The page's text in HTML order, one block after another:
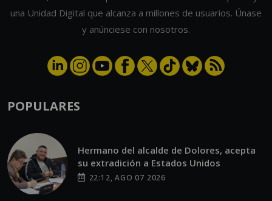
una Unidad Digital que alcanza a millones de usuarios. Únase
y anúnciese con nosotros.
POPULARES
Hermano del alcalde de Dolores, acepta
su extradición a Estados Unidos
22:12, AGO 07 2026